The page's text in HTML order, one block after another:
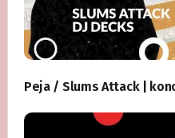
Peja / Slums Attack |